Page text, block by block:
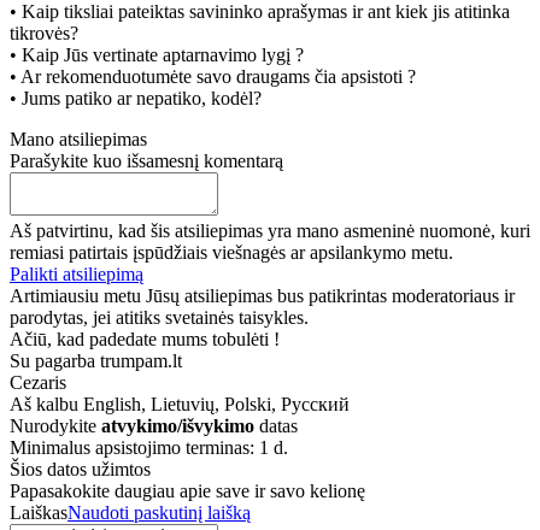
• Kaip tiksliai pateiktas savininko aprašymas ir ant kiek jis atitinka
tikrovės?
• Kaip Jūs vertinate aptarnavimo lygį ?
• Ar rekomenduotumėte savo draugams čia apsistoti ?
• Jums patiko ar nepatiko, kodėl?
Mano atsiliepimas
Parašykite kuo išsamesnį komentarą
Aš patvirtinu, kad šis atsiliepimas yra mano asmeninė nuomonė, kuri
remiasi patirtais įspūdžiais viešnagės ar apsilankymo metu.
Palikti atsiliepimą
Artimiausiu metu Jūsų atsiliepimas bus patikrintas moderatoriaus ir
parodytas, jei atitiks svetainės taisykles.
Ačiū, kad padedate mums tobulėti !
Su pagarba trumpam.lt
Cezaris
Aš kalbu English, Lietuvių, Polski, Русский
Nurodykite atvykimo/išvykimo datas
Minimalus apsistojimo terminas: 1 d.
Šios datos užimtos
Papasakokite daugiau apie save ir savo kelionę
LaiškasNaudoti paskutinį laišką